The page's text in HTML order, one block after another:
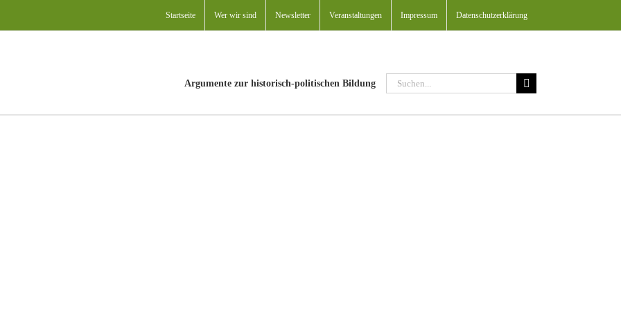
Startseite Wer wir sind Newsletter Veranstaltungen Impressum Datenschutzerklärung
Argumente zur historisch-politischen Bildung
Suche
nach: